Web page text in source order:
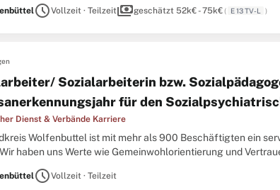
scheduleVollzeit · Teilzeitpaymentsgeschätzt 52k€ - 75k€( E 13 TV-L )
Sozialarbeiterin bzw.
für den
Dienst & Verbände Karriere
Wolfenbuttel ist mit mehr als 900 Beschäftigten ein
haben uns Werte wie Gemeinwohlorientierung und
scheduleVollzeit · Teilzeit